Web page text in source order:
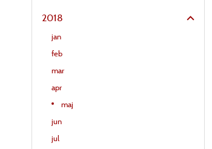
2018
jan
feb
mar
apr
maj
jun
jul